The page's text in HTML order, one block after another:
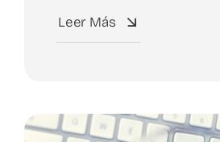
Leer Más